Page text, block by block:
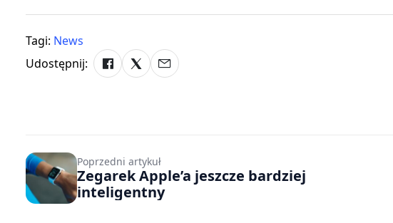
Tagi: News
Udostępnij:
Poprzedni artykuł
Zegarek Apple’a jeszcze bardziej
inteligentny